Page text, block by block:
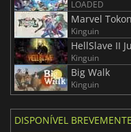
LOADED
Marvel
Kinguin
HellSlave II
Kinguin
Big Walk
Kinguin
DISPONÍVEL BREVEMENTE